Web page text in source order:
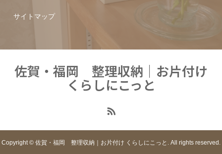
サイトマップ
佐賀・福岡 整理収納｜お片付け
くらしにこっと
Copyright © 佐賀・福岡 整理収納｜お片付け くらしにこっと. All rights reserved.